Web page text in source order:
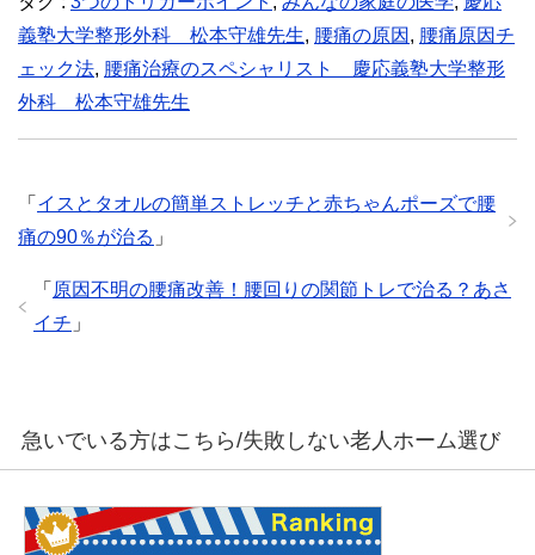
義塾大学整形外科 松本守雄先生, 腰痛の原因 , 腰痛原因チ
ェック法, 腰痛治療のスペシャリスト 慶応義塾大学整形
外科 松本守雄先生
「 イスとタオルの簡単ストレッチと赤ちゃんポーズで腰
痛の90％が治る 」
「 原因不明の腰痛改善！腰回りの関節トレで治る？あさ
イチ 」
急いでいる方はこちら/失敗しない老人ホーム選び